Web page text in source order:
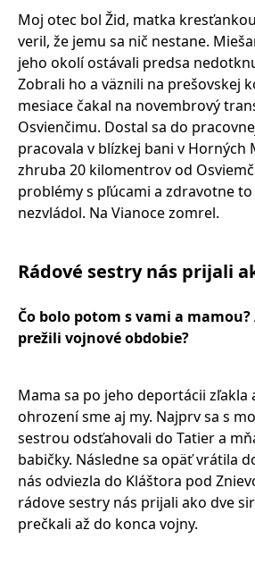
Moj otec bol Žid, matka
veril, že jemu sa nič nestane.
jeho okolí ostávali predsa
Zobrali ho a väznili na prešovskej
mesiace čakal na novembrový
Osvienčimu. Dostal sa do
pracovala v blízkej bani v Horných
zhruba 20 kilomentrov od
problémy s pľúcami a zdravotne
nezvládol. Na Vianoce zomrel.
Rádové sestry nás prijali
Čo bolo potom s vami a mamou?
prežili vojnovéobdobie?
Mama sa po jeho deportácii zľakla
ohrození sme aj my. Najprv sa s
sestrou odsťahovali do Tatier a
babičky. Následne sa opäť vrátila
nás odviezla do Kláštora pod
rádove sestry nás prijali ako dve
prečkali až do konca vojny.